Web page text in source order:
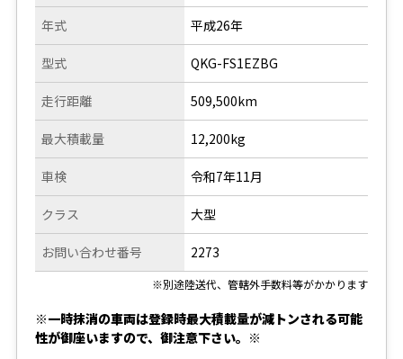
年式
型式
走行距離
平成26年
QKG-FS1EZBG
509,500km
最大積載量
車検
クラス
お問い合わせ番号
12,200kg
令和7年11月
大型
2273
※別途陸送代、管轄外手数料等がかかります
※一時抹消の車両は登録時最大積載量が減トンされる可能
性が御座いますので、御注意下さい。※